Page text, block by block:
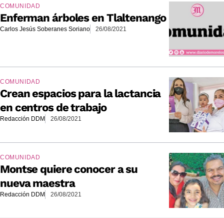
COMUNIDAD
Enferman árboles en Tlaltenango
Carlos Jesús Soberanes Soriano 26/08/2021
COMUNIDAD
Crean espacios para la lactancia
en centros de trabajo
Redacción DDM 26/08/2021
COMUNIDAD
Montse quiere conocer a su
nueva maestra
Redacción DDM 26/08/2021